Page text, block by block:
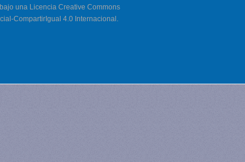
una Licencia Creative Commons
CompartirIgual 4.0 Internacional.